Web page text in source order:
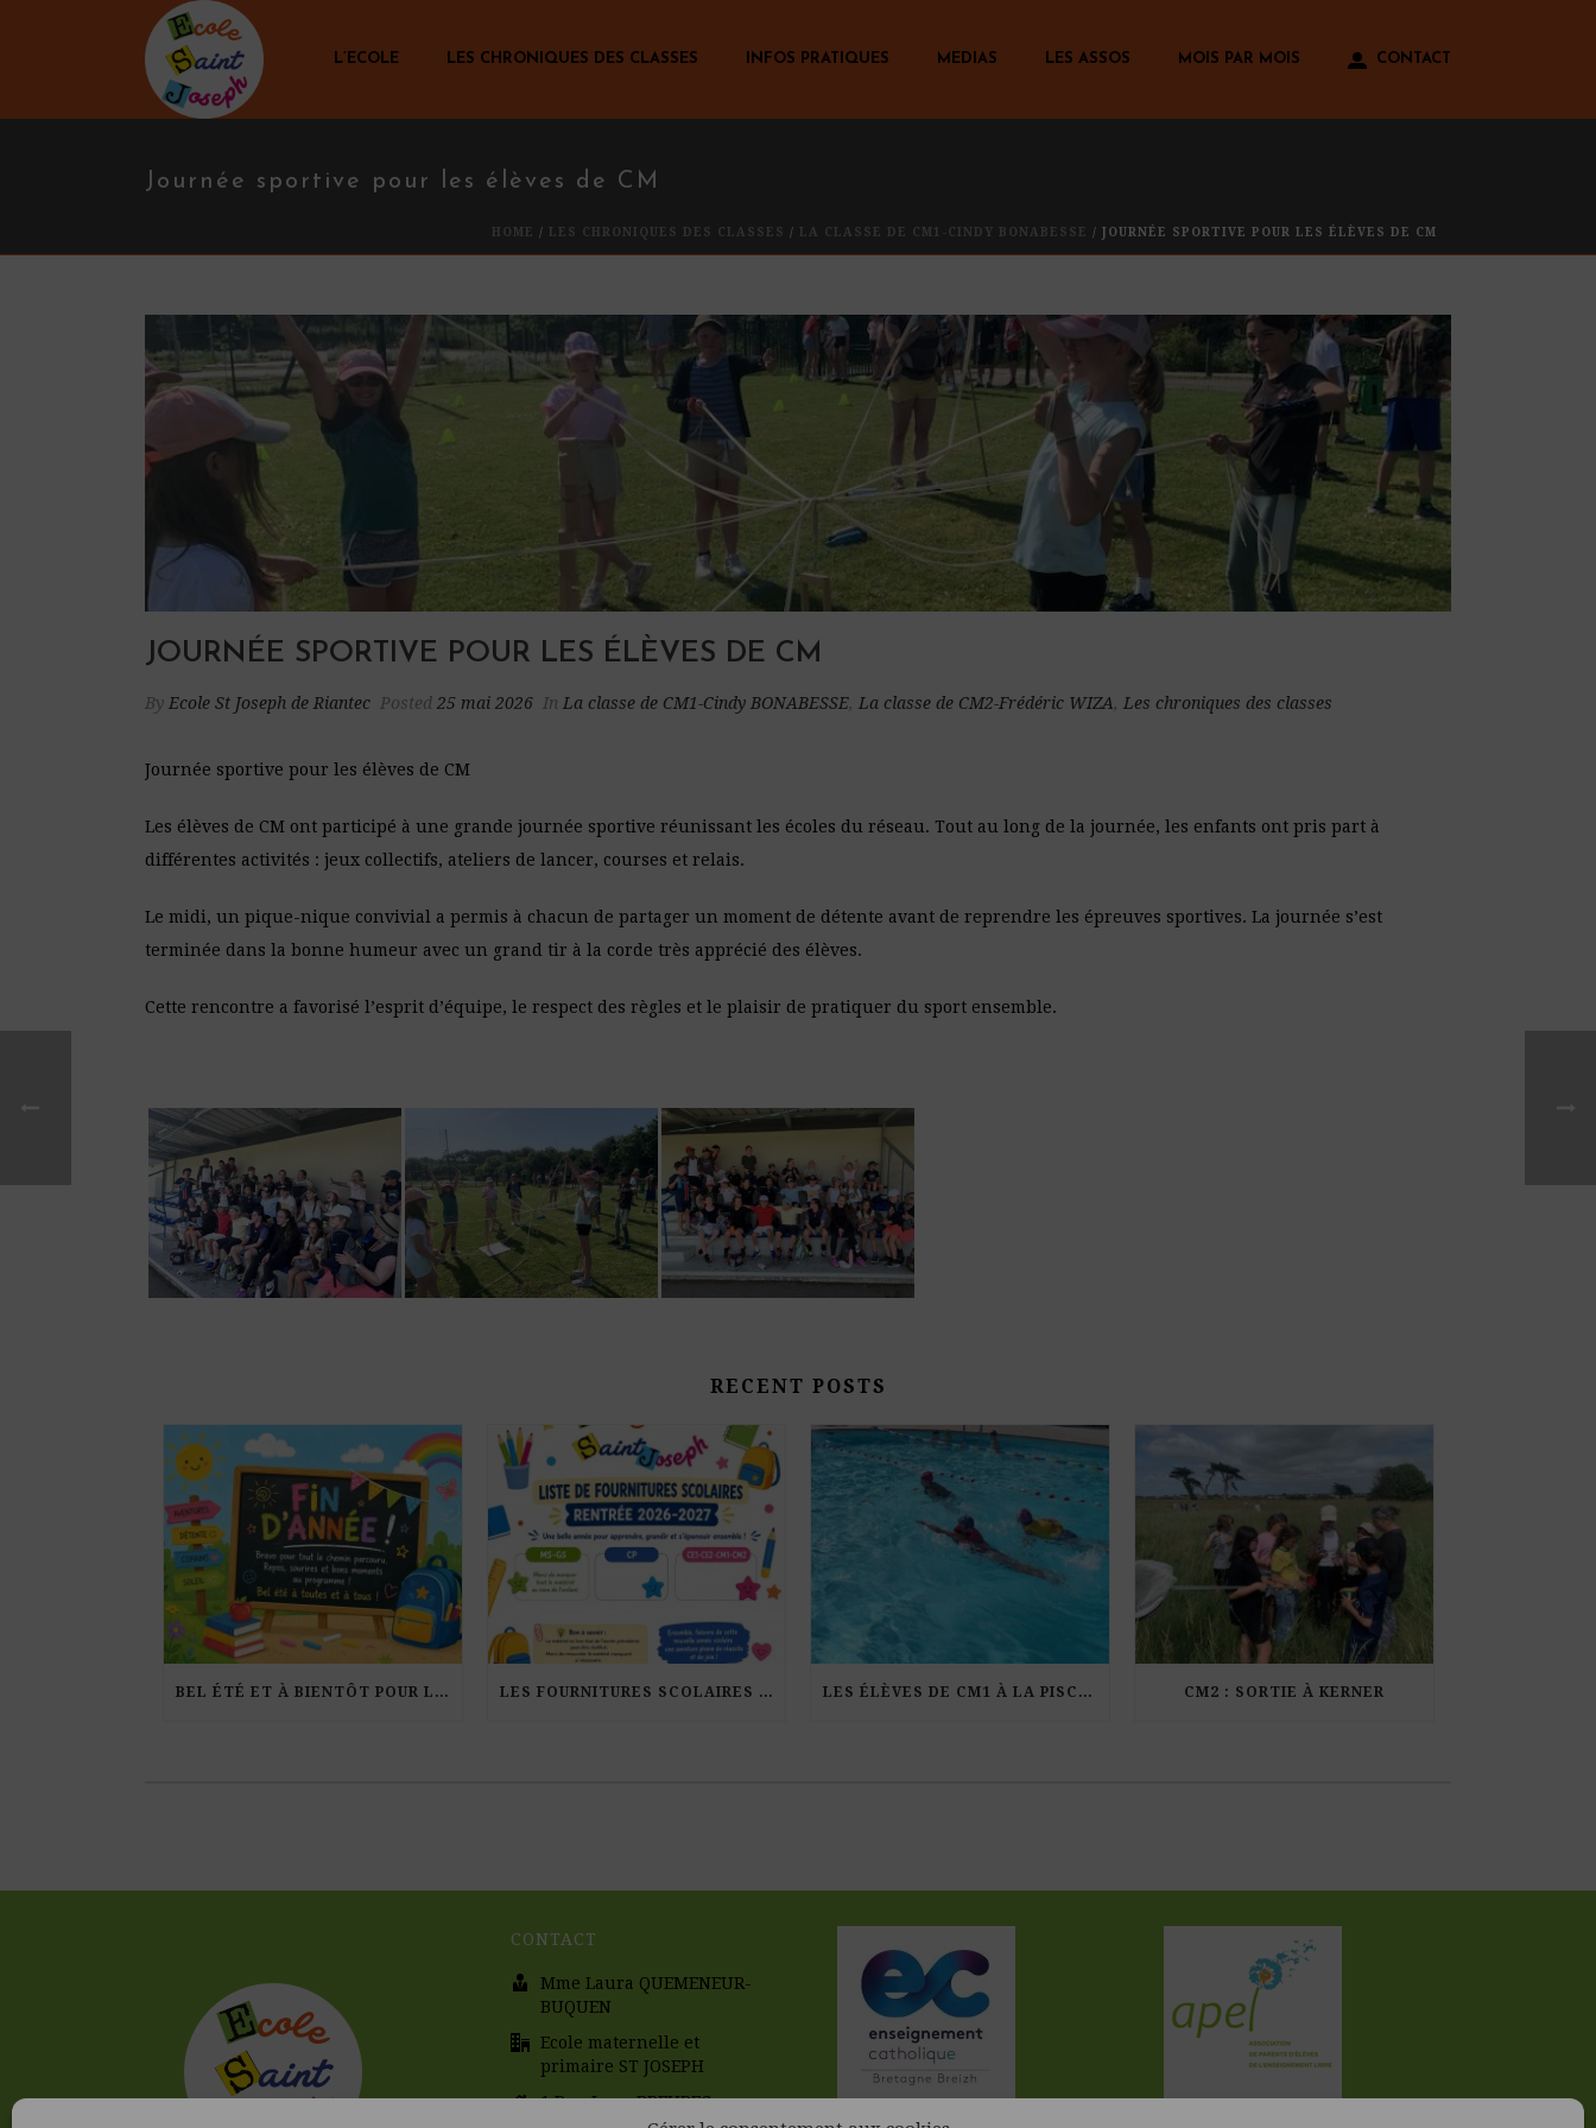
L’ECOLE LES CHRONIQUES DES CLASSES INFOS PRATIQUES MEDIAS LES ASSOS MOIS PAR MOIS CONTACT
Journée sportive pour les élèves de CM
HOME / LES CHRONIQUES DES CLASSES / LA CLASSE DE CM1-CINDY BONABESSE / JOURNÉE SPORTIVE POUR LES ÉLÈVES DE CM
JOURNÉE SPORTIVE POUR LES ÉLÈVES DE CM
By Ecole St Joseph de Riantec Posted 25 mai 2026 In La classe de CM1-Cindy BONABESSE, La classe de CM2-Frédéric WIZA, Les chroniques des classes
Journée sportive pour les élèves de CM
Les élèves de CM ont participé à une grande journée sportive réunissant les écoles du réseau. Tout au long de la journée, les enfants ont pris part à
différentes activités : jeux collectifs, ateliers de lancer, courses et relais.
Le midi, un pique-nique convivial a permis à chacun de partager un moment de détente avant de reprendre les épreuves sportives. La journée s’est
terminée dans la bonne humeur avec un grand tir à la corde très apprécié des élèves.
Cette rencontre a favorisé l’esprit d’équipe, le respect des règles et le plaisir de pratiquer du sport ensemble.
RECENT POSTS
BEL ÉTÉ ET À BIENTÔT POUR LA RENTRÉE ! LES FOURNITURES SCOLAIRES POUR LA RENTRÉE 2026-27 LES ÉLÈVES DE CM1 À LA PISCINE MUNICIPALE DE KERDURAND CM2 : SORTIE À KERNER
CONTACT
Mme Laura QUEMENEUR-
BUQUEN
Ecole maternelle et
primaire ST JOSEPH
1 Rue Leon BREUREC